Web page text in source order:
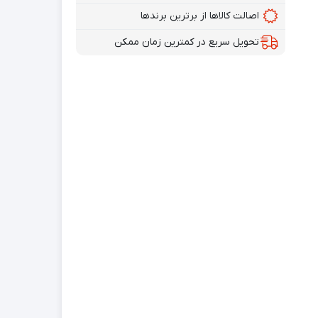
اصالت کالاها از برترین برندها
تحویل سریع در کمترین زمان ممکن